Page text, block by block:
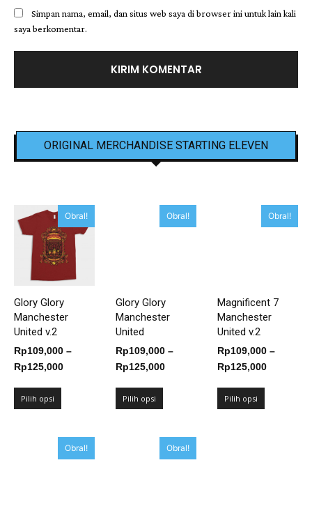
Simpan nama, email, dan situs web saya di browser ini untuk lain kali
saya berkomentar.
ORIGINAL MERCHANDISE STARTING ELEVEN
Obral!
Glory Glory
Manchester
United v.2
Rp109,000 –
Rp125,000Rentang
Pilih opsi
Obral!
Glory Glory
Manchester
United
Rp109,000 –
Rp125,000Rentang
Pilih opsi
Obral!
Magnificent 7
Manchester
United v.2
Rp109,000 –
Rp125,000Rentang
Pilih opsi
Obral! Obral!